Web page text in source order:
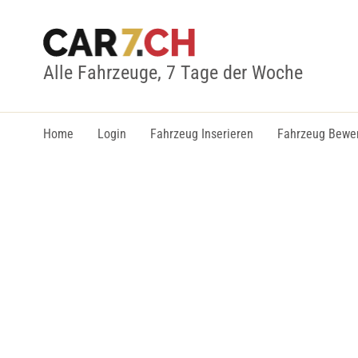
Alle Fahrzeuge, 7 Tage der Woche
Home Login Fahrzeug Inserieren Fahrzeug